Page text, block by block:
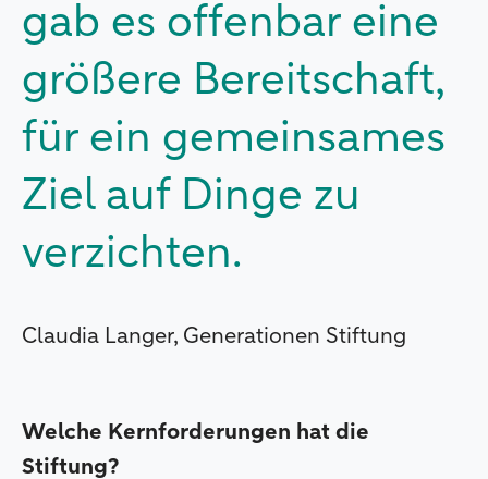
gab es offenbar eine
größere Bereitschaft,
für ein gemeinsames
Ziel auf Dinge zu
verzichten.
Claudia Langer, Generationen Stiftung
Welche Kernforderungen hat die
Stiftung?